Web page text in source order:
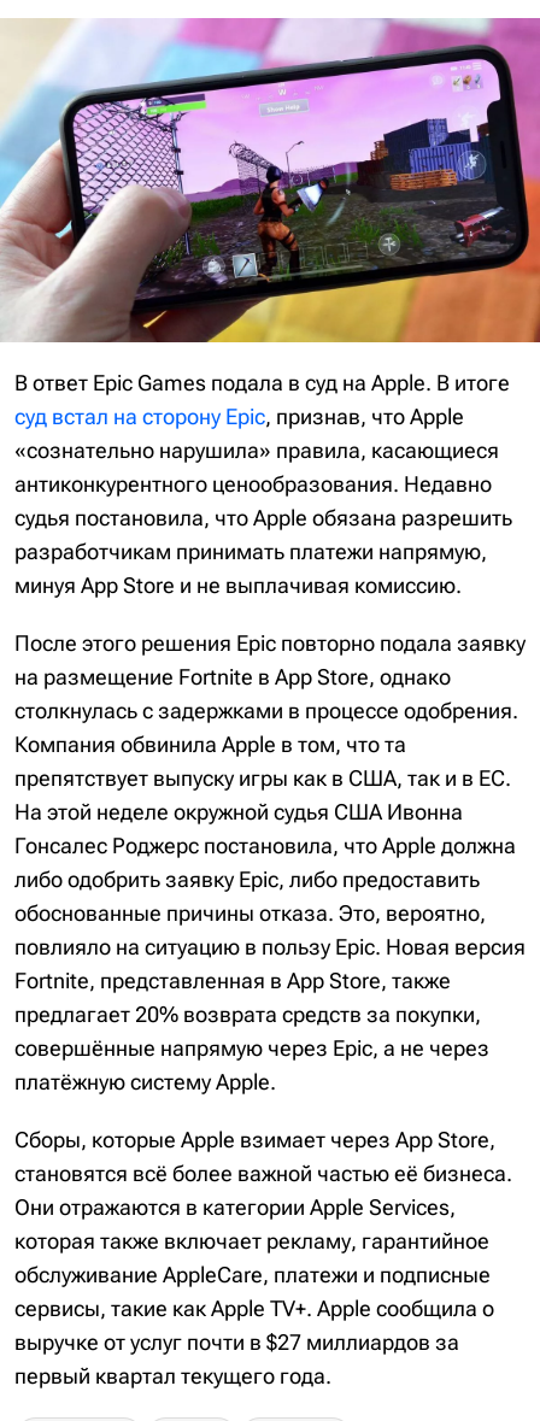
В ответ Epic Games подала в суд на Apple. В итоге
суд встал на сторону Epic, признав, что Apple
«сознательно нарушила» правила, касающиеся
антиконкурентного ценообразования. Недавно
судья постановила, что Apple обязана разрешить
разработчикам принимать платежи напрямую,
минуя App Store и не выплачивая комиссию.
После этого решения Epic повторно подала заявку
на размещение Fortnite в App Store, однако
столкнулась с задержками в процессе одобрения.
Компания обвинила Apple в том, что та
препятствует выпуску игры как в США, так и в ЕС.
На этой неделе окружной судья США Ивонна
Гонсалес Роджерс постановила, что Apple должна
либо одобрить заявку Epic, либо предоставить
обоснованные причины отказа. Это, вероятно,
повлияло на ситуацию в пользу Epic. Новая версия
Fortnite, представленная в App Store, также
предлагает 20% возврата средств за покупки,
совершённые напрямую через Epic, а не через
платёжную систему Apple.
Сборы, которые Apple взимает через App Store,
становятся всё более важной частью её бизнеса.
Они отражаются в категории Apple Services,
которая также включает рекламу, гарантийное
обслуживание AppleCare, платежи и подписные
сервисы, такие как Apple TV+. Apple сообщила о
выручке от услуг почти в $27 миллиардов за
первый квартал текущего года.